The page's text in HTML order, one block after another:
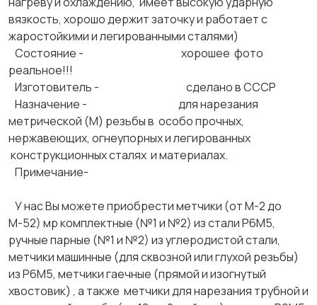
вязкость, хорошо держит заточку и работает с
жаростойкими и легированными сталями)
Состояние - хорошее фото
реальное!!!
Изготовитель - сделано в СССР
Назначение - для нарезания
метрической (М) резьбы в особо прочных,
нержавеющих, огнеупорных и легированных
конструкционных сталях и материалах.
Примечание-
У нас Вы можете приобрести метчики (от М-2 до
М-52) мр комплектные (№1 и №2) из стали Р6М5,
ручные парные (№1 и №2) из углеродистой стали,
метчики машинные (для сквозной или глухой резьбы)
из Р6М5, метчики гаечные (прямой и изогнутый
хвостовик) , а также метчики для нарезания трубной и